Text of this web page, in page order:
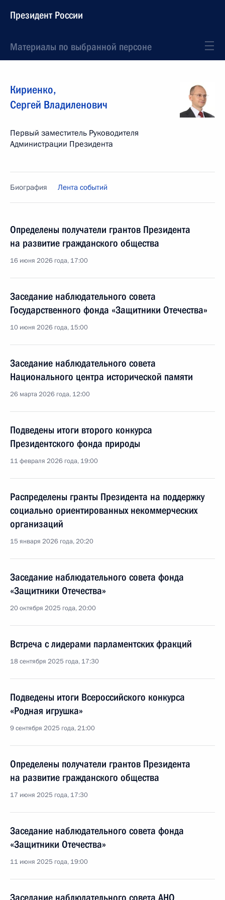
Президент России
Материалы по выбранной персоне
Кириенко,
Сергей Владиленович
Первый заместитель Руководителя
Администрации Президента
Биография Лента событий
Определены получатели грантов Президента
на развитие гражданского общества
16 июня 2026 года, 17:00
Заседание наблюдательного совета
Государственного фонда «Защитники Отечества»
10 июня 2026 года, 15:00
Заседание наблюдательного совета
Национального центра исторической памяти
26 марта 2026 года, 12:00
Подведены итоги второго конкурса
Президентского фонда природы
11 февраля 2026 года, 19:00
Распределены гранты Президента на поддержку
социально ориентированных некоммерческих
организаций
15 января 2026 года, 20:20
Заседание наблюдательного совета фонда
«Защитники Отечества»
20 октября 2025 года, 20:00
Встреча с лидерами парламентских фракций
18 сентября 2025 года, 17:30
Подведены итоги Всероссийского конкурса
«Родная игрушка»
9 сентября 2025 года, 21:00
Определены получатели грантов Президента
на развитие гражданского общества
17 июня 2025 года, 17:30
Заседание наблюдательного совета фонда
«Защитники Отечества»
11 июня 2025 года, 19:00
Заседание наблюдательного совета АНО